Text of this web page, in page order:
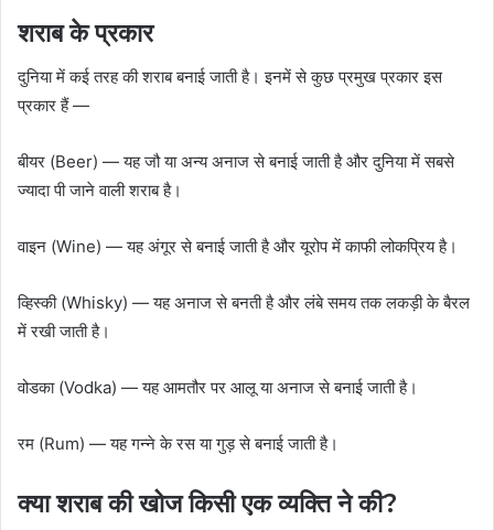
शराब के प्रकार
दुनिया में कई तरह की शराब बनाई जाती है। इनमें से कुछ प्रमुख प्रकार इस
प्रकार हैं —
बीयर (Beer) — यह जौ या अन्य अनाज से बनाई जाती है और दुनिया में सबसे
ज्यादा पी जाने वाली शराब है।
वाइन (Wine) — यह अंगूर से बनाई जाती है और यूरोप में काफी लोकप्रिय है।
व्हिस्की (Whisky) — यह अनाज से बनती है और लंबे समय तक लकड़ी के बैरल
में रखी जाती है।
वोडका (Vodka) — यह आमतौर पर आलू या अनाज से बनाई जाती है।
रम (Rum) — यह गन्ने के रस या गुड़ से बनाई जाती है।
क्या शराब की खोज किसी एक व्यक्ति ने की?